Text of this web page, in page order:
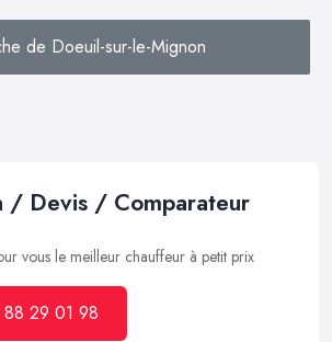
de Doeuil-sur-le-Mignon
/ Devis / Comparateur
vous le meilleur chauffeur à petit prix
29 01 98